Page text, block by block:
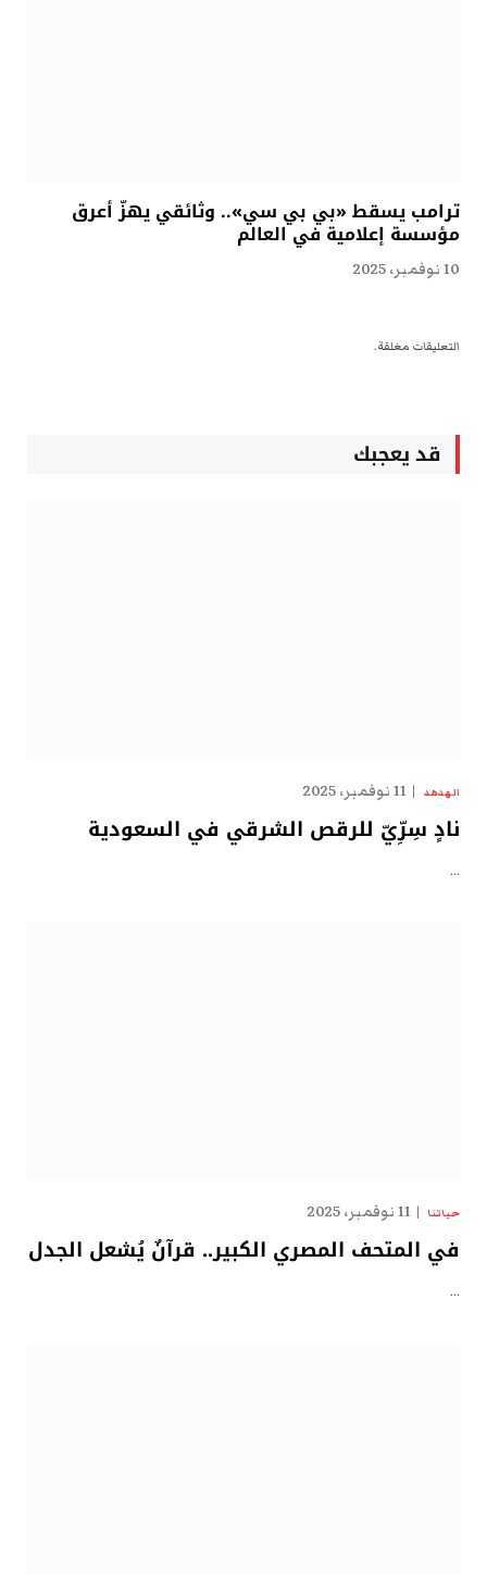
ترامب يسقط «بي بي سي».. وثائقي يهزّ أعرق
مؤسسة إعلامية في العالم
10 نوفمبر، 2025
التعليقات مغلقة.
قد يعجبك
الهدهد 11 نوفمبر، 2025
نادٍ سِرِّيّ للرقص الشرقي في السعودية
…
حياتنا 11 نوفمبر، 2025
في المتحف المصري الكبير.. قرآنٌ يُشعل الجدل
…